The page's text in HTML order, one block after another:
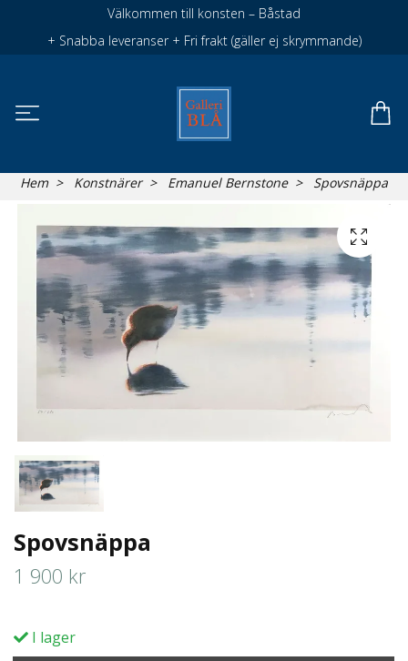
Välkommen till konsten – Båstad
+ Snabba leveranser + Fri frakt (gäller ej skrymmande)
Hem Konstnärer Emanuel Bernstone Spovsnäppa
Spovsnäppa
1 900 kr
I lager